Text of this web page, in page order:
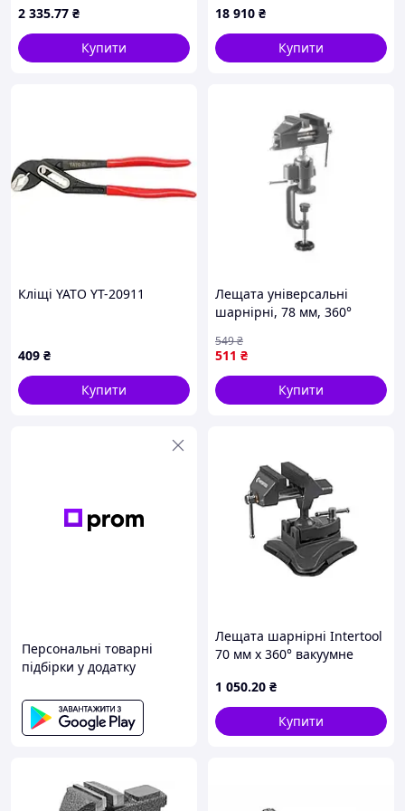
2 335.77 ₴
Купити
18 910 ₴
Купити
Кліщі YATO YT-20911
409 ₴
Купити
Лещата універсальні
шарнірні, 78 мм, 360°
511 ₴
549₴
Купити
Персональні товарні
підбірки у додатку
Лещата шарнірні Intertool
70 мм x 360° вакуумне
1 050.20 ₴
Купити